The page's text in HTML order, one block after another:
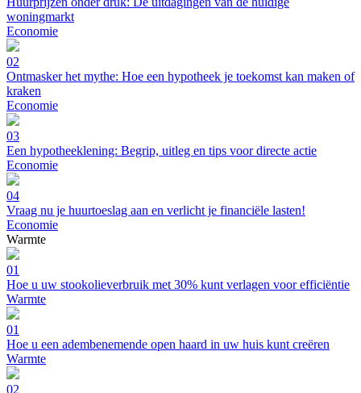
woningmarkt
Economie
02
Ontmasker het mythe: Hoe een hypotheek je toekomst kan maken of
kraken
Economie
03
Een hypotheeklening: Begrip, uitleg en tips voor directe actie
Economie
04
Vraag nu je huurtoeslag aan en verlicht je financiële lasten!
Economie
Warmte
01
Hoe u uw stookolieverbruik met 30% kunt verlagen voor efficiëntie
Warmte
01
Hoe u een adembenemende open haard in uw huis kunt creëren
Warmte
02